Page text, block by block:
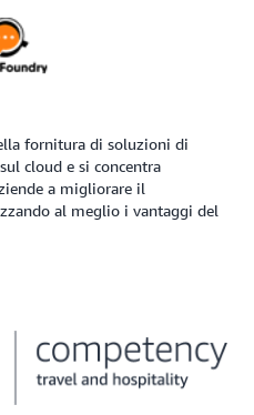
fornitura di soluzioni di
cloud e si concentra
a migliorare il
al meglio i vantaggi del